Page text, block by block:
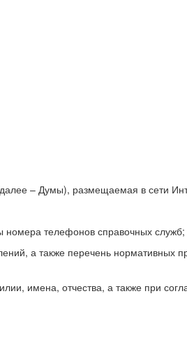
– Думы), размещаемая в сети
номера телефонов справочных служб;
а также перечень нормативных
имена, отчества, а также при